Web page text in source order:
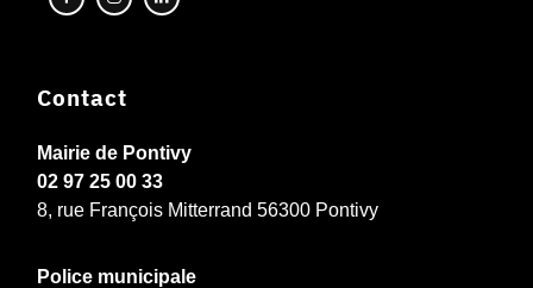
Contact
Mairie de Pontivy
02 97 25 00 33
8, rue François Mitterrand 56300 Pontivy
Police municipale